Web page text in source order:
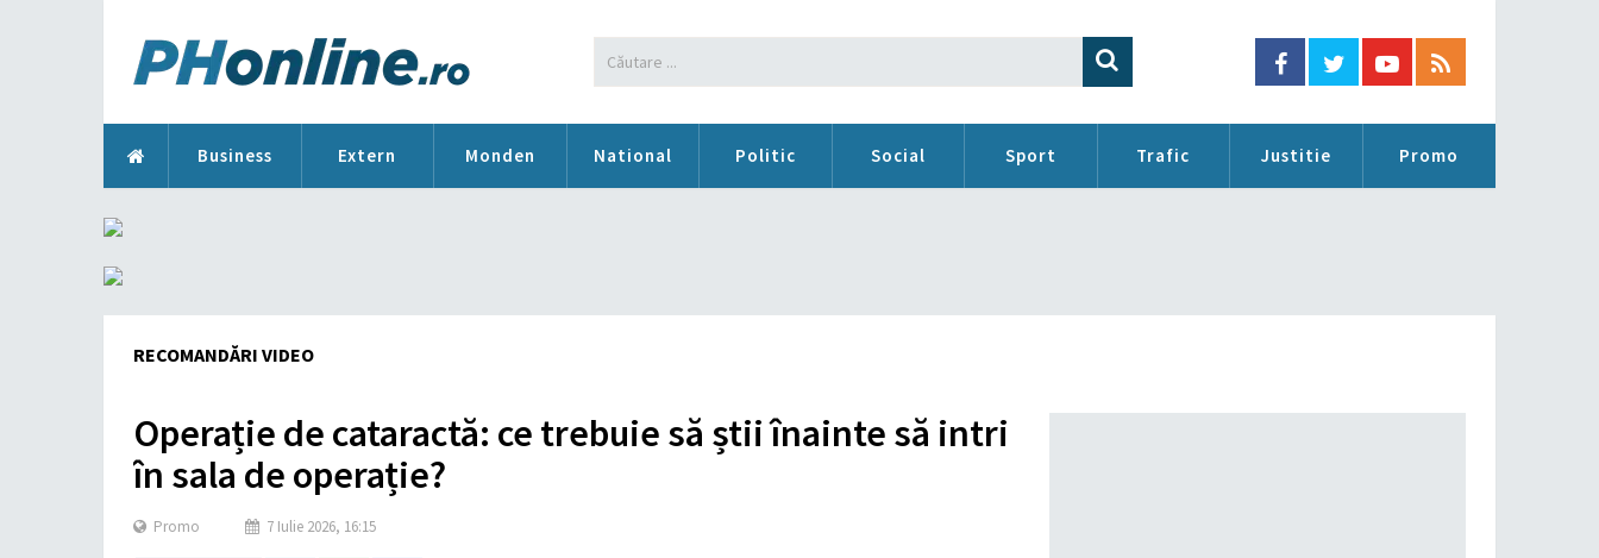
Business Extern Monden National Politic Social Sport Trafic Justitie Promo
RECOMANDĂRI VIDEO
Operație de cataractă: ce trebuie să știi înainte să intri
în sala de operație?
Promo 7 Iulie 2026, 16:15